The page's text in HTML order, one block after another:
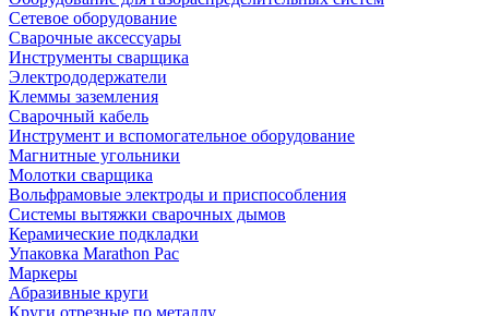
Сетевое оборудование
Сварочные аксессуары
Инструменты сварщика
Электрододержатели
Клеммы заземления
Сварочный кабель
Инструмент и вспомогательное оборудование
Магнитные угольники
Молотки сварщика
Вольфрамовые электроды и приспособления
Системы вытяжки сварочных дымов
Керамические подкладки
Упаковка Marathon Pac
Маркеры
Абразивные круги
Круги отрезные по металлу